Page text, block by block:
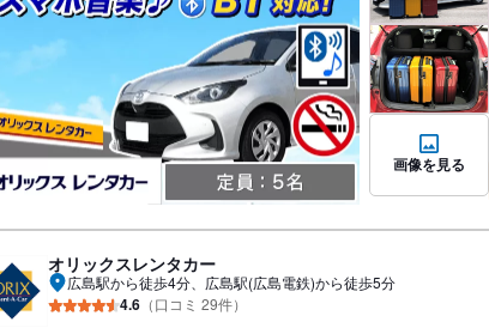
画像を見る
オリックスレンタカー
広島駅から徒歩4分、広島駅(広島電鉄)から徒歩5分
4.6 （口コミ 29件）